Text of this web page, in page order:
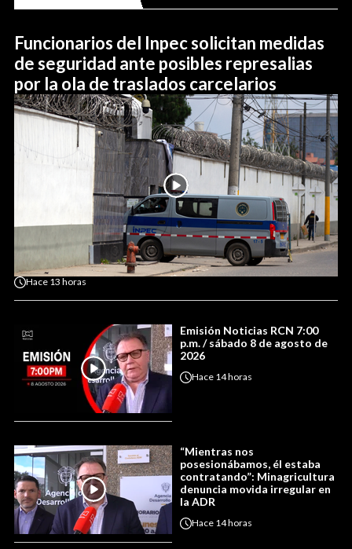
Funcionarios del Inpec solicitan medidas
de seguridad ante posibles represalias
por la ola de traslados carcelarios
Hace 13 horas
Emisión Noticias RCN 7:00
p.m. / sábado 8 de agosto de
2026
Hace 14 horas
“Mientras nos
posesionábamos, él estaba
contratando”: Minagricultura
denuncia movida irregular en
la ADR
Hace 14 horas